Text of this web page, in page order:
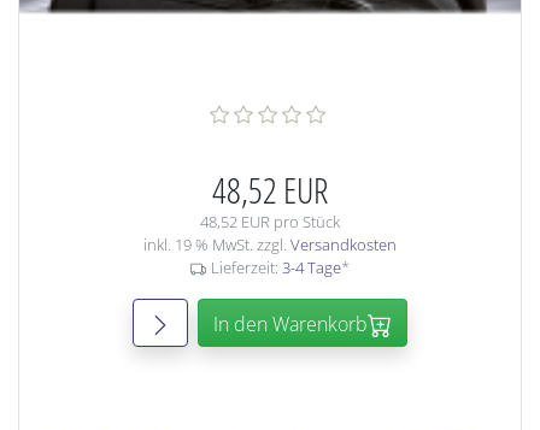
48,52 EUR
48,52 EUR pro Stück
inkl. 19 % MwSt. zzgl. Versandkosten
Lieferzeit: 3-4 Tage*
In den Warenkorb